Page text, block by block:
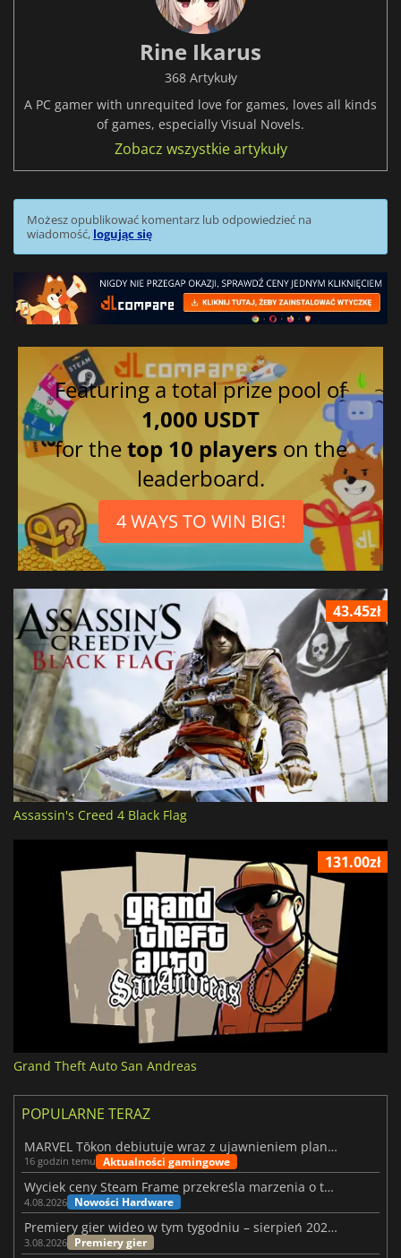
Rine Ikarus
368 Artykuły
A PC gamer with unrequited love for games, loves all kinds
of games, especially Visual Novels.
Zobacz wszystkie artykuły
Możesz opublikować komentarz lub odpowiedzieć na
wiadomość, logując się
Featuring a total prize pool of
1,000 USDT
for thetop 10 players on the
leaderboard.
4 WAYS TO WIN BIG!
43.45zł
Assassin's Creed 4 Black Flag
131.00zł
Grand Theft Auto San Andreas
POPULARNE TERAZ
MARVEL Tōkon debiutuje wraz z ujawnieniem planu rozwoju na pierwszy rok
16 godzin temu Aktualności gamingowe
Wyciek ceny Steam Frame przekreśla marzenia o tanim zestawie VR
4.08.2026 Nowości Hardware
Premiery gier wideo w tym tygodniu – sierpień 2026 r. (32. tydzień)
3.08.2026 Premiery gier